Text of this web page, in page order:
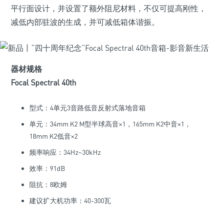
平行面设计，并设置了额外阻尼材料，不仅可提高刚性，
减低内部驻波的生成，并可减低箱体谐振。
器材规格
Focal Spectral 40th
型式：4单元3音路低音反射式落地音箱
单元：34mm K2 M型半球高音×1，165mm K2中音×1，
18mm K2低音×2
频率响应：34Hz~30kHz
效率：91dB
阻抗：8欧姆
建议扩大机功率：40-300瓦